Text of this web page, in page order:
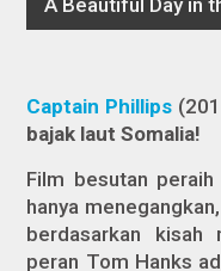
Captain Phillips
bajak laut Somalia!
Film besutan peraih
hanya
berdasarkan kisah
peran Tom Hanks